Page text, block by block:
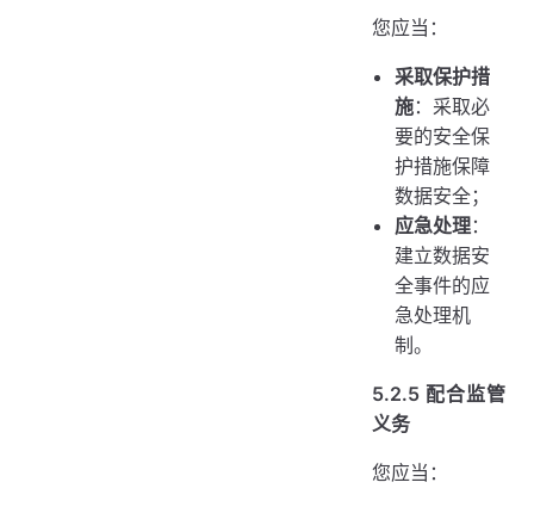
您应当：
采取保护措
施：采取必
要的安全保
护措施保障
数据安全；
应急处理：
建立数据安
全事件的应
急处理机
制。
5.2.5 配合监管
义务
您应当：